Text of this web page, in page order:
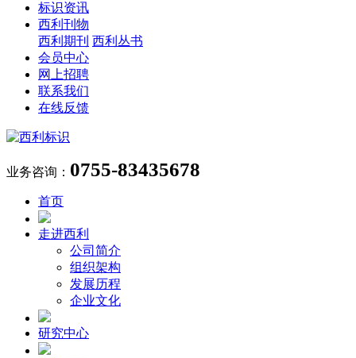
标识资讯
西利刊物
西利期刊 西利丛书
会员中心
网上招聘
联系我们
在线反馈
业务咨询： 0755-83435678
首页
走进西利
公司简介
组织架构
发展历程
企业文化
研究中心